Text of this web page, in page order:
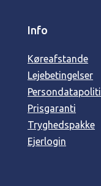
Info
Køreafstande
Lejebetingelser
Prisgaranti
Tryghedspakke
Ejerlogin